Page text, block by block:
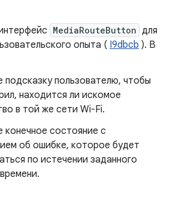
MediaRouteButton для
опыта ( I9dbcb ). В
подсказку пользователю, чтобы
находится ли искомое
в той же сети Wi-Fi.
конечное состояние с
об ошибке, которое будет
по истечении заданного